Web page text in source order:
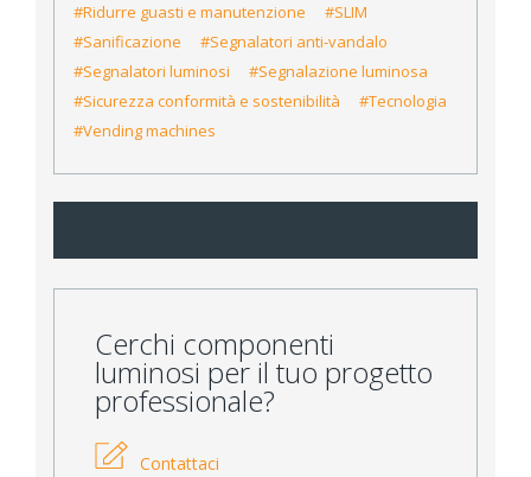
#Ridurre guasti e manutenzione
#SLIM
#Sanificazione
#Segnalatori anti-vandalo
#Segnalatori luminosi
#Segnalazione luminosa
#Sicurezza conformità e sostenibilità
#Tecnologia
#Vending machines
Cerchi componenti
luminosi per il tuo progetto
professionale?
Contattaci